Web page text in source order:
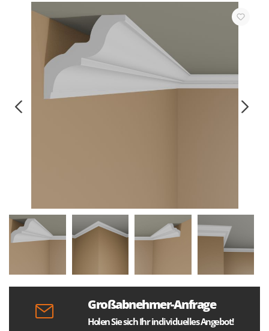
Großabnehmer-Anfrage
Holen Sie sich Ihr individuelles Angebot!